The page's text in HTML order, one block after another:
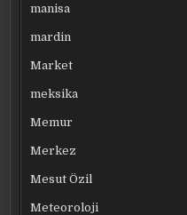
manisa
mardin
Market
meksika
Memur
Merkez
Mesut Özil
Meteoroloji